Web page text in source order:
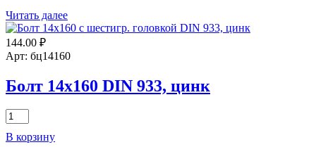
Читать далее
144.00 ₽
Арт: бц14160
Болт 14х160 DIN 933, цинк
Количество
товара
Болт
В корзину